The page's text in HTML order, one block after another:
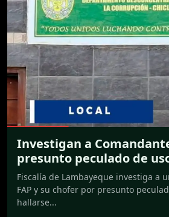
Investigan a
presunto peculado de
Fiscalía de Lambayeque investiga a
FAP y su chofer por presunto
hallarse...